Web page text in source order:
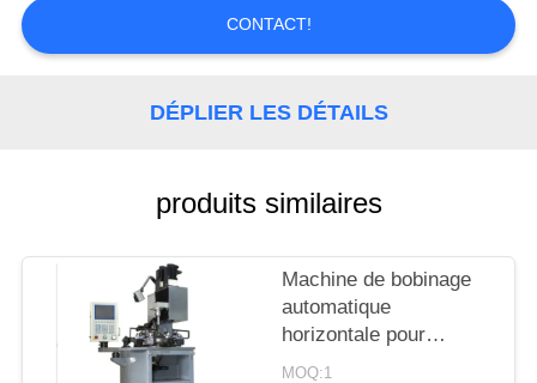
DEMANDEZ
CITATION
SITE
PRIVACY
CONTACT!
DÉPLIER LES DÉTAILS
produits similaires
Machine de bobinage
automatique
horizontale pour
bobinage de fil émaillé
MOQ:1